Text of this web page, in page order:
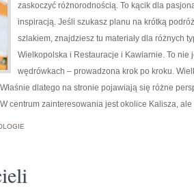
zaskoczyć różnorodnością. To kącik dla
inspiracją. Jeśli szukasz planu na krótką
szlakiem, znajdziesz tu materiały dla różnych
Wielkopolska i Restauracje i Kawiarnie. To nie
wędrówkach – prowadzona krok po kroku.
dlatego na stronie pojawiają się różne
centrum zainteresowania jest okolice Kalisza,